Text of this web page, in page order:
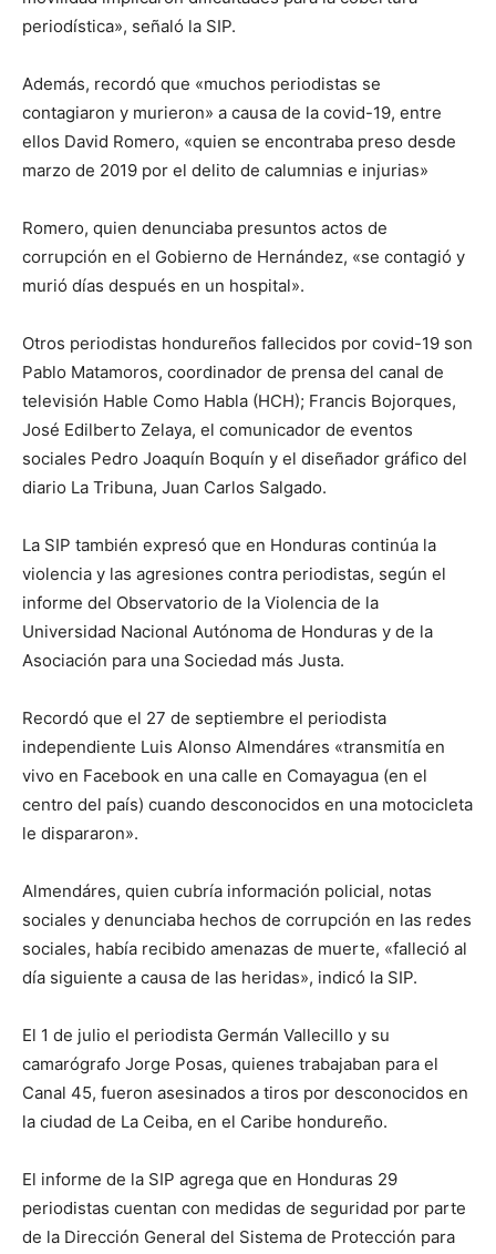
periodística», señaló la SIP.
Además, recordó que «muchos periodistas se
contagiaron y murieron» a causa de la covid-19, entre
ellos David Romero, «quien se encontraba preso desde
marzo de 2019 por el delito de calumnias e injurias»
Romero, quien denunciaba presuntos actos de
corrupción en el Gobierno de Hernández, «se contagió y
murió días después en un hospital».
Otros periodistas hondureños fallecidos por covid-19 son
Pablo Matamoros, coordinador de prensa del canal de
televisión Hable Como Habla (HCH); Francis Bojorques,
José Edilberto Zelaya, el comunicador de eventos
sociales Pedro Joaquín Boquín y el diseñador gráfico del
diario La Tribuna, Juan Carlos Salgado.
La SIP también expresó que en Honduras continúa la
violencia y las agresiones contra periodistas, según el
informe del Observatorio de la Violencia de la
Universidad Nacional Autónoma de Honduras y de la
Asociación para una Sociedad más Justa.
Recordó que el 27 de septiembre el periodista
independiente Luis Alonso Almendáres «transmitía en
vivo en Facebook en una calle en Comayagua (en el
centro del país) cuando desconocidos en una motocicleta
le dispararon».
Almendáres, quien cubría información policial, notas
sociales y denunciaba hechos de corrupción en las redes
sociales, había recibido amenazas de muerte, «falleció al
día siguiente a causa de las heridas», indicó la SIP.
El 1 de julio el periodista Germán Vallecillo y su
camarógrafo Jorge Posas, quienes trabajaban para el
Canal 45, fueron asesinados a tiros por desconocidos en
la ciudad de La Ceiba, en el Caribe hondureño.
El informe de la SIP agrega que en Honduras 29
periodistas cuentan con medidas de seguridad por parte
de la Dirección General del Sistema de Protección para